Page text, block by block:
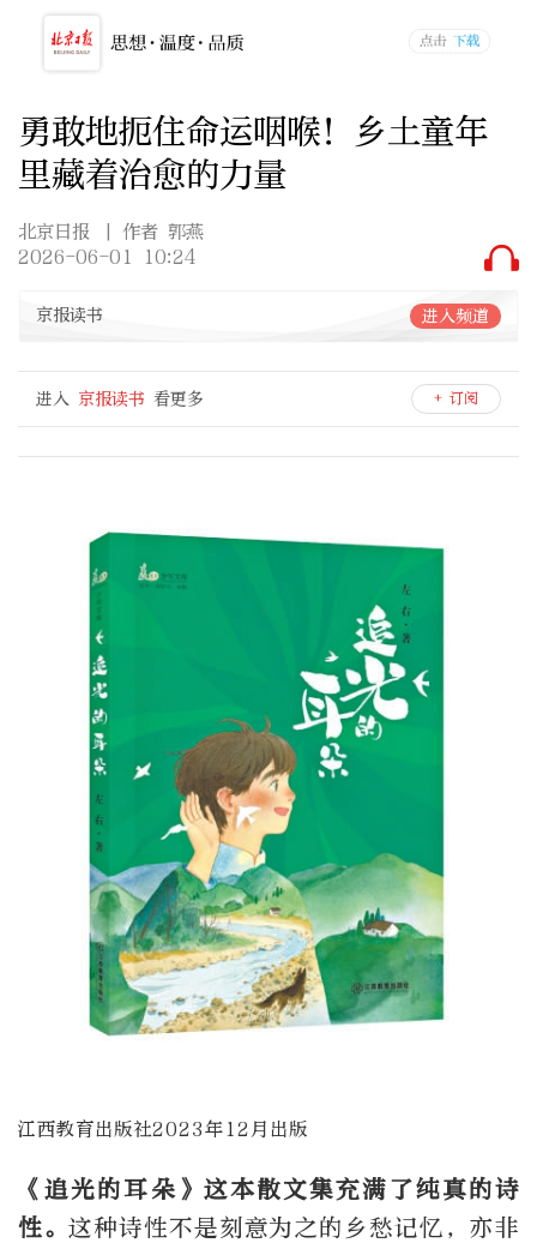
勇敢地扼住命运咽喉！乡土童年
里藏着治愈的力量
北京日报
| 作者 郭燕
2026-06-01 10:24
京报读书 进入频道
进入 京报读书 看更多 + 订阅
江西教育出版社2023年12月出版
《追光的耳朵》这本散文集充满了纯真的诗
性。 这种诗性不是刻意为之的乡愁记忆，亦非